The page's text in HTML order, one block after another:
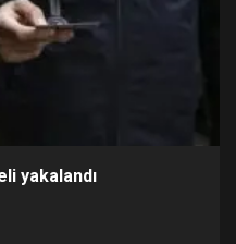
yakalandı